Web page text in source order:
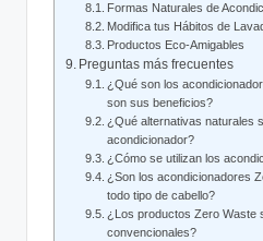
Formas Naturales de
Modifica tus Hábitos de
Productos Eco-Amigables
Preguntas más frecuentes
¿Qué son los
son sus beneficios?
¿Qué alternativas naturales
acondicionador?
¿Cómo se utilizan los
¿Son los acondicionadores
todo tipo de cabello?
¿Los productos Zero Waste
convencionales?